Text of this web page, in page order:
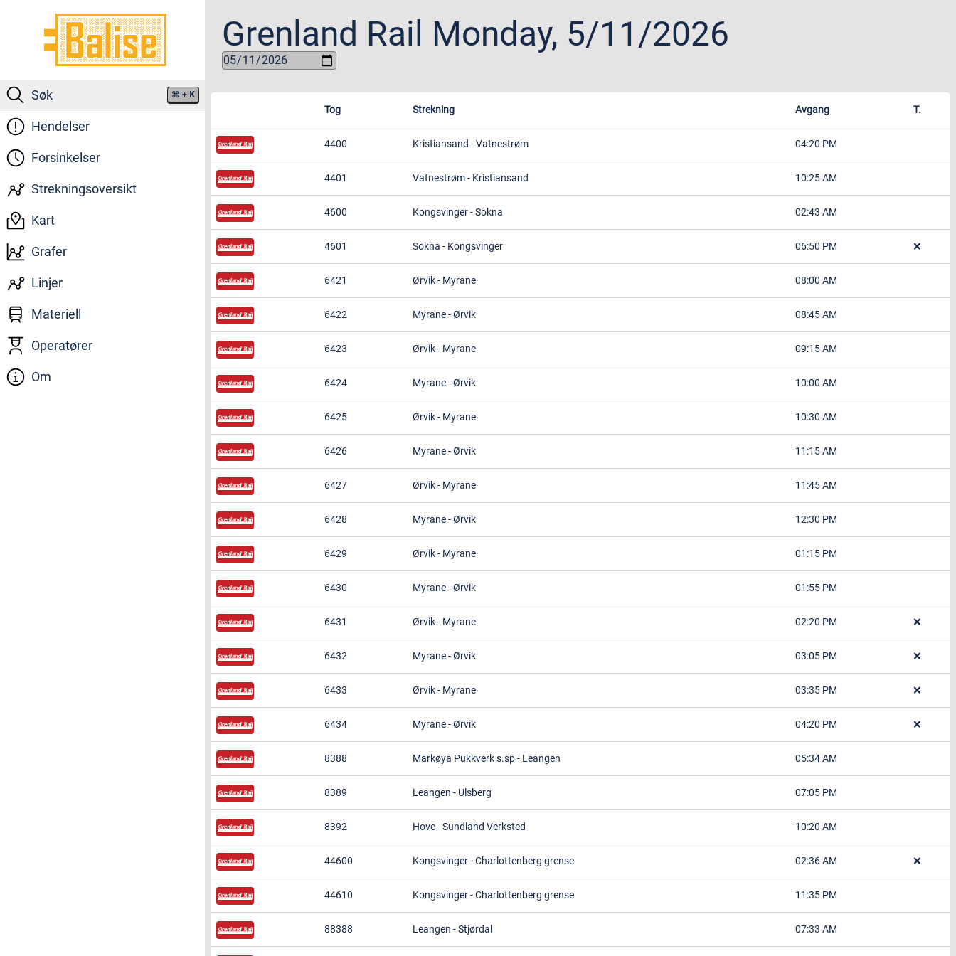
Søk ⌘ + K
Hendelser
Forsinkelser
Strekningsoversikt
Kart
Grafer
Linjer
Materiell
Operatører
Om
Grenland Rail Monday, 5/11/2026
Tog Strekning Avgang T.
4400 Kristiansand -Vatnestrøm 04:20 PM
4401 Vatnestrøm- Kristiansand 10:25 AM
4600 Kongsvinger-Sokna 02:43 AM
4601 Sokna - Kongsvinger 06:50 PM ❌
6421 Ørvik- Myrane 08:00 AM
6422 Myrane-Ørvik 08:45 AM
6423 Ørvik- Myrane 09:15 AM
6424 Myrane-Ørvik 10:00 AM
6425 Ørvik- Myrane 10:30 AM
6426 Myrane-Ørvik 11:15 AM
6427 Ørvik- Myrane 11:45 AM
6428 Myrane-Ørvik 12:30 PM
6429 Ørvik- Myrane 01:15 PM
6430 Myrane-Ørvik 01:55 PM
6431 Ørvik- Myrane 02:20 PM ❌
6432 Myrane-Ørvik 03:05 PM ❌
6433 Ørvik- Myrane 03:35 PM ❌
6434 Myrane-Ørvik 04:20 PM ❌
8388 Markøya Pukkverk s.sp- Leangen 05:34 AM
8389 Leangen - Ulsberg 07:05 PM
8392 Hove-Sundland Verksted 10:20 AM
44600 Kongsvinger-Charlottenberg grense 02:36 AM ❌
44610 Kongsvinger-Charlottenberg grense 11:35 PM
88388 Leangen -Stjørdal 07:33 AM